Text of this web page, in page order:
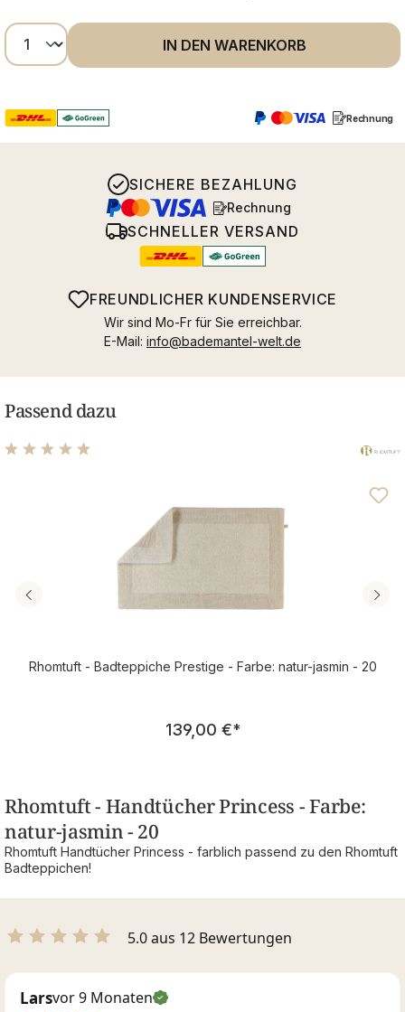
Produkt Anzahl: Gib den gewünschten
IN DEN WARENKORB
Rechnung
SICHERE BEZAHLUNG
Rechnung
SCHNELLER VERSAND
FREUNDLICHER KUNDENSERVICE
Wir sind Mo-Fr für Sie erreichbar.
E-Mail: info@bademantel-welt.de
Passend dazu
Rhomtuft - Badteppiche Prestige - Farbe: natur-jasmin - 20
Regulärer Preis:
139,00 €*
Rhomtuft - Handtücher Princess - Farbe:
natur-jasmin - 20
Rhomtuft Handtücher Princess - farblich passend zu den Rhomtuft
Badteppichen!
5.0 aus 12 Bewertungen
Larsvor 9 Monaten